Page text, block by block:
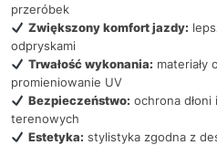
przeróbek
Zwiększony komfort jazdy:
odpryskami
Trwałość wykonania: materiały
promieniowanie UV
Bezpieczeństwo: ochrona
terenowych
Estetyka: stylistyka zgodna z